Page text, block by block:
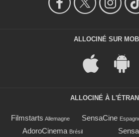
ALLOCINÉ SUR
ALLOCINÉ À
Filmstarts Allemagne SensaCine
AdoroCinema Brésil